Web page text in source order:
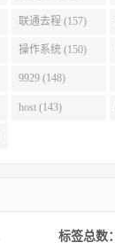
联通去程 (157)
操作系统 (150)
9929 (148)
host (143)
标签总数：